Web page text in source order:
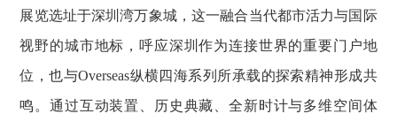
展览选址于深圳湾万象城，这一融合当代都市活力与国际
视野的城市地标，呼应深圳作为连接世界的重要门户地
位，也与Overseas纵横四海系列所承载的探索精神形成共
鸣。通过互动装置、历史典藏、全新时计与多维空间体